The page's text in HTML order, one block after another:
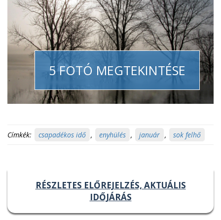
5 FOTÓ MEGTEKINTÉSE
Címkék: csapadékos idő , enyhülés , január , sok felhő
RÉSZLETES ELŐREJELZÉS, AKTUÁLIS
IDŐJÁRÁS